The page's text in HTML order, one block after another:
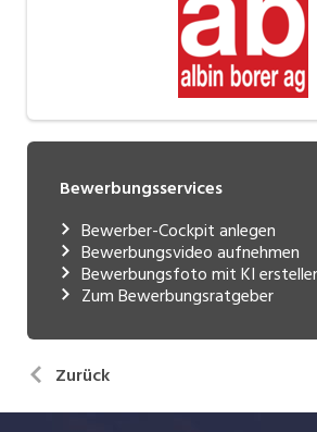
Bewerbungsservices
Bewerber-Cockpit anlegen
Bewerbungsvideo aufnehmen
Bewerbungsfoto mit KI
Zum Bewerbungsratgeber
Zurück